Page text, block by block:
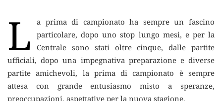
L
a prima di campionato ha sempre un fascino
particolare, dopo uno stop lungo mesi, e per la
Centrale sono stati oltre cinque, dalle partite
ufficiali, dopo una impegnativa preparazione e diverse
partite amichevoli, la prima di campionato è sempre
attesa con grande entusiasmo misto a speranze,
preoccupazioni, aspettative per la nuova stagione.